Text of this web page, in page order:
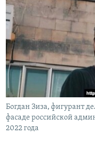
Богдан Зиза, фигурант
фасаде российской
2022 года